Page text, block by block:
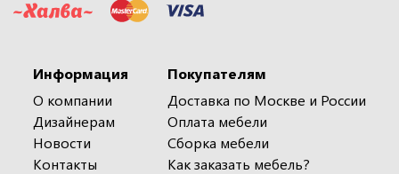
Информация
О компании
Дизайнерам
Новости
Контакты
Покупателям
Доставка по Москве и России
Оплата мебели
Сборка мебели
Как заказать мебель?